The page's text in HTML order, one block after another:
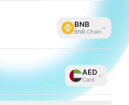
BNB
BNB Chain
AED
Card